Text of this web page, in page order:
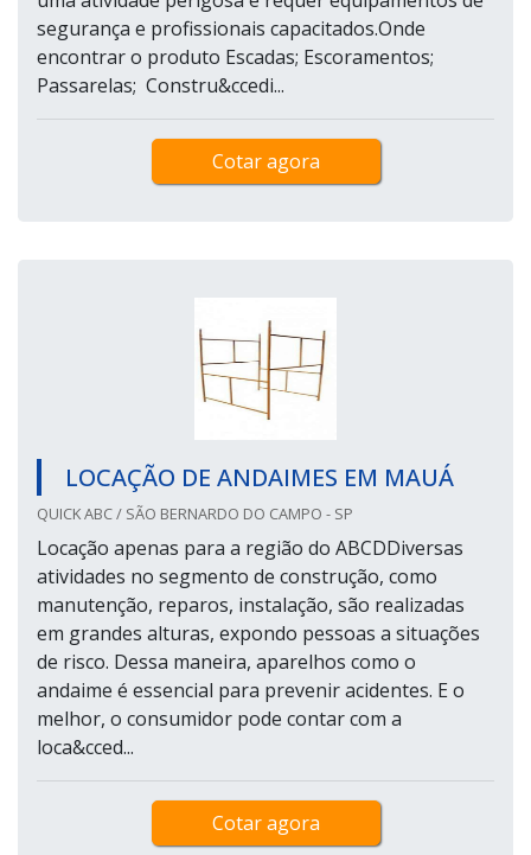
segurança e profissionais capacitados.Onde
encontrar o produto Escadas; Escoramentos;
Passarelas; Constru&ccedi...
Cotar agora
LOCAÇÃO DE ANDAIMES EM MAUÁ
QUICK ABC / SÃO BERNARDO DO CAMPO - SP
Locação apenas para a região do ABCDDiversas
atividades no segmento de construção, como
manutenção, reparos, instalação, são realizadas
em grandes alturas, expondo pessoas a situações
de risco. Dessa maneira, aparelhos como o
andaime é essencial para prevenir acidentes. E o
melhor, o consumidor pode contar com a
loca&cced...
Cotar agora